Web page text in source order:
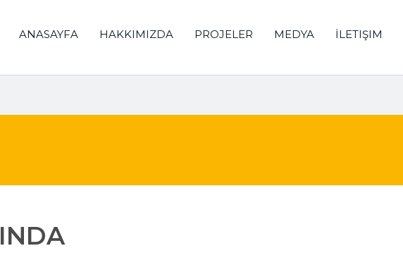
ANASAYFA HAKKIMIZDA PROJELER MEDYA İLETIŞIM